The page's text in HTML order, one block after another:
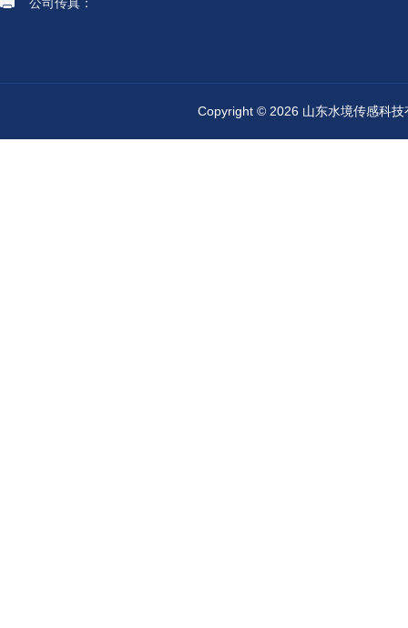
Copyright © 2026 山东水境传感科